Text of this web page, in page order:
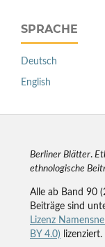
SPRACHE
Deutsch
English
Berliner Blätter.
ethnologische
Alle ab Band 90
Beiträge sind
Lizenz
BY 4.0) lizenziert.